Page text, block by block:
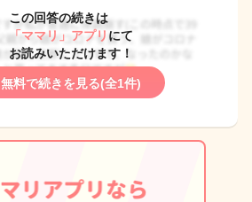
この回答の続きは
「ママリ」アプリ にて
お読みいただけます！
無料で続きを見る(全1件)